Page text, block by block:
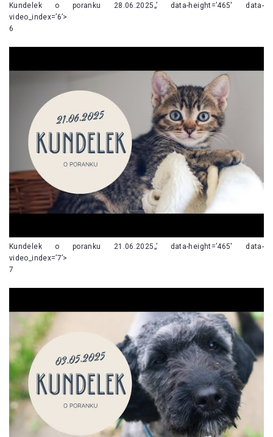
Kundelek o poranku 28.06.2025„’ data-height=’465′ data-
video_index=’6’>
6
Kundelek o poranku 21.06.2025„’ data-height=’465′ data-
video_index=’7’>
7